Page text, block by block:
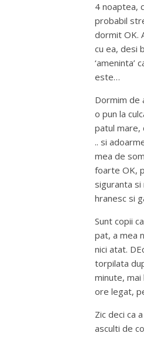
4 noaptea,
probabil
dormit OK.
cu ea, desi
‘ameninta’
este…
Dormim de
o pun la
patul mare,
.. si
mea de
foarte OK,
siguranta
hranesc si
Sunt copii
pat, a mea
nici atat.
torpilata
minute,
ore legat,
Zic deci ca
asculti de